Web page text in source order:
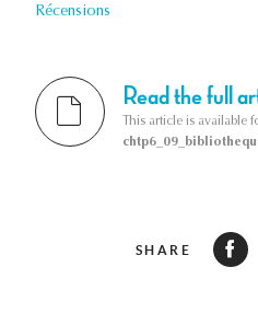
Récensions
Read the full
This article is available
SHARE